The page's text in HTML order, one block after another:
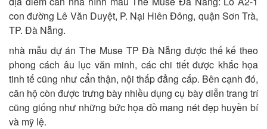
con đường Lê Văn Duyệt, P. Nại Hiên Đông, quận Sơn Trà,
TP. Đà Nẵng.
nhà mẫu dự án The Muse TP Đà Nẵng được thế kế theo
phong cách âu lục văn minh, các chi tiết được khắc họa
tinh tế cũng như cẩn thận, nội thấp đẳng cấp. Bên cạnh đó,
căn hộ còn được trưng bày nhiều dụng cụ bày diễn trang trí
cũng giống như những bức họa đồ mang nét đẹp huyền bí
và mỹ lệ.